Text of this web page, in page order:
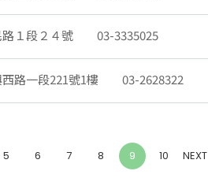
１段２４號 03-3335025
路一段221號1樓 03-2628322
5 6 7 8 9(current)
10 NEXT